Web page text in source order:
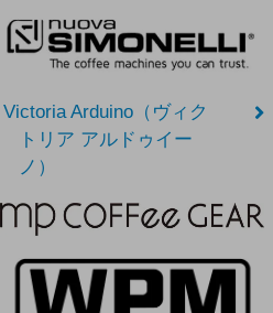
Victoria Arduino（ヴィク
トリア アルドゥイー
ノ）